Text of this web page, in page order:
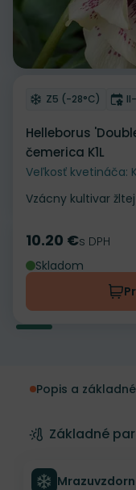
Odober do
Mrazuvzdornosť
Z5 (-28°C)
Helleborus
čemerica K1L
Veľkosť kvetináča:
Vzácny kultivar
Cena
10.20 €s DPH
Skladom
Popis a
Základné